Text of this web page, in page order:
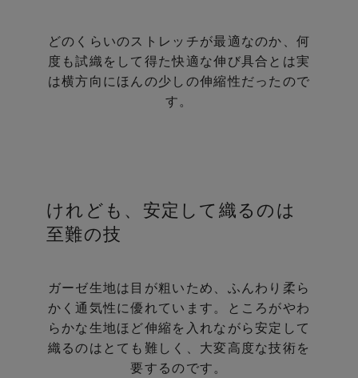
どのくらいのストレッチが最適なのか、何
度も試織をして得た快適な伸び具合とは実
は横方向にほんの少しの伸縮性だったので
す。
けれども、安定して織るのは
至難の技
ガーゼ生地は目が粗いため、ふんわり柔ら
かく通気性に優れています。
ところがやわ
らかな生地ほど伸縮を入れながら安定して
織るのはとても難しく、大変高度な技術を
要するのです。